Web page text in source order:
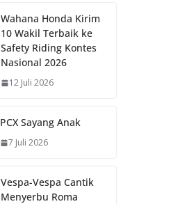
p k
Wahana Honda Kirim
10 Wakil Terbaik ke
Safety Riding Kontes
Nasional 2026
12 Juli 2026
PCX Sayang Anak
7 Juli 2026
Vespa-Vespa Cantik
Menyerbu Roma